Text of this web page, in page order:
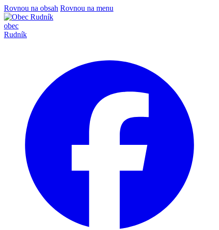
Rovnou na obsah Rovnou na menu
obec
Rudník